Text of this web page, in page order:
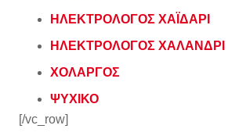
ΗΛΕΚΤΡΟΛΟΓΟΣ ΧΑΪΔΑΡΙ
ΗΛΕΚΤΡΟΛΟΓΟΣ ΧΑΛΑΝΔΡΙ
ΧΟΛΑΡΓΟΣ
ΨΥΧΙΚΟ
[/vc_row]